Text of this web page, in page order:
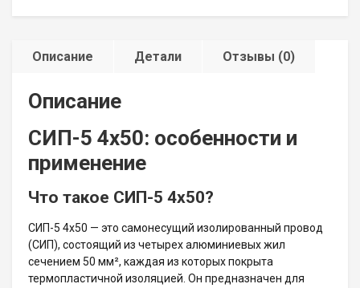
Описание Детали Отзывы (0)
Описание
СИП-5 4х50: особенности и
применение
Что такое СИП-5 4х50?
СИП-5 4х50 — это самонесущий изолированный провод
(СИП), состоящий из четырех алюминиевых жил
сечением 50 мм², каждая из которых покрыта
термопластичной изоляцией. Он предназначен для